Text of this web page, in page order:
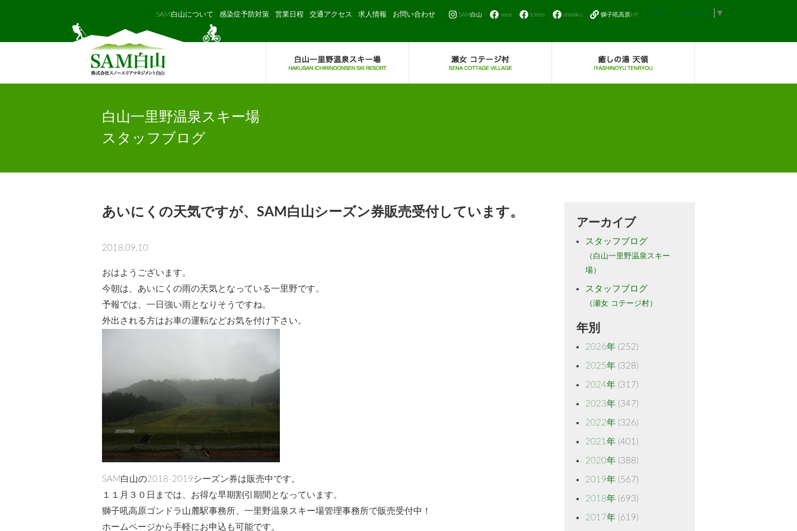
SAM白山 sena icirino shishiku 獅子吼高原HP
SAM白山について 感染症予防対策 営業日程 交通アクセス 求人情報 お問い合わせ Select Language ▼
白山一里野温泉スキー場
スタッフブログ
あいにくの天気ですが、SAM白山シーズン券販売受付しています。
2018.09.10
おはようございます。
今朝は、あいにくの雨の天気となっている一里野です。
予報では、一日強い雨となりそうですね。
外出される方はお車の運転などお気を付け下さい。
SAM白山の2018-2019シーズン券は販売中です。
１１月３０日までは、お得な早期割引期間となっています。
獅子吼高原ゴンドラ山麓駅事務所、一里野温泉スキー場管理事務所で販売受付中！
ホームページから手軽にお申込も可能です。
アーカイブ
スタッフブログ
（白山一里野温泉スキー
場）
スタッフブログ
（瀬女 コテージ村）
年別
2026年 (252)
2025年 (328)
2024年 (317)
2023年 (347)
2022年 (326)
2021年 (401)
2020年 (388)
2019年 (567)
2018年 (693)
2017年 (619)